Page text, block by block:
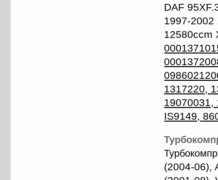
DAF
1997-2002
12580ccm
1317220,
IS9149,
(2004-06),